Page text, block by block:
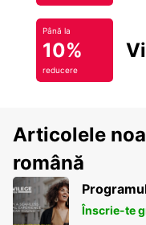
Până la
10%
reducere
Articolele
română
Înscrie-te